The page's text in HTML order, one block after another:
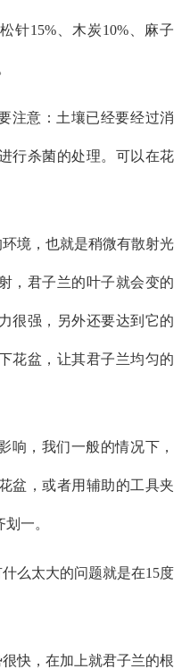
针15%、木炭10%、麻子
注意：土壤已经要经过消
行杀菌的处理。可以在花
境，也就是稍微有散射光
，君子兰的叶子就会变的
很强，另外还要达到它的
花盆，让其君子兰均匀的
响，我们一般的情况下，
盆，或者用辅助的工具夹
一。
么太大的问题就是在15度
快，在加上就君子兰的根